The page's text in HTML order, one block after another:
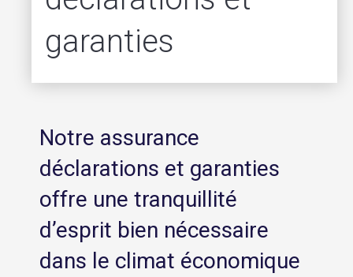
garanties
Notre assurance
déclarations et garanties
offre une tranquillité
d’esprit bien nécessaire
dans le climat économique